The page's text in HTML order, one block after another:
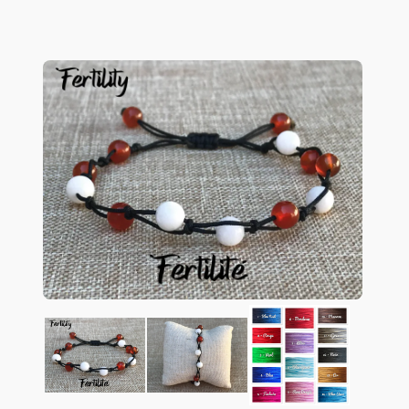
souhaitant concevoir. Elle est réputée
pour sa capacité àstimuler la fertilitéen
équilibrant les hormones et en
régularisant les cycles menstruels. Sa
douceur apaisante aide également à
surmonter lesblocages émotionnelsqui
pourraient entraver le désir de
maternité. De plus, la Pierre de Lune est
protectricependant la grossesse,
contribuant à apaiser les inquiétudes et
à améliorer lebien-êtregénéral de la
future maman.
Cornaline : Une alliée pour les organes
reproducteurs
La Cornaline est une pierre dynamique
qui joue un rôle essentiel dans